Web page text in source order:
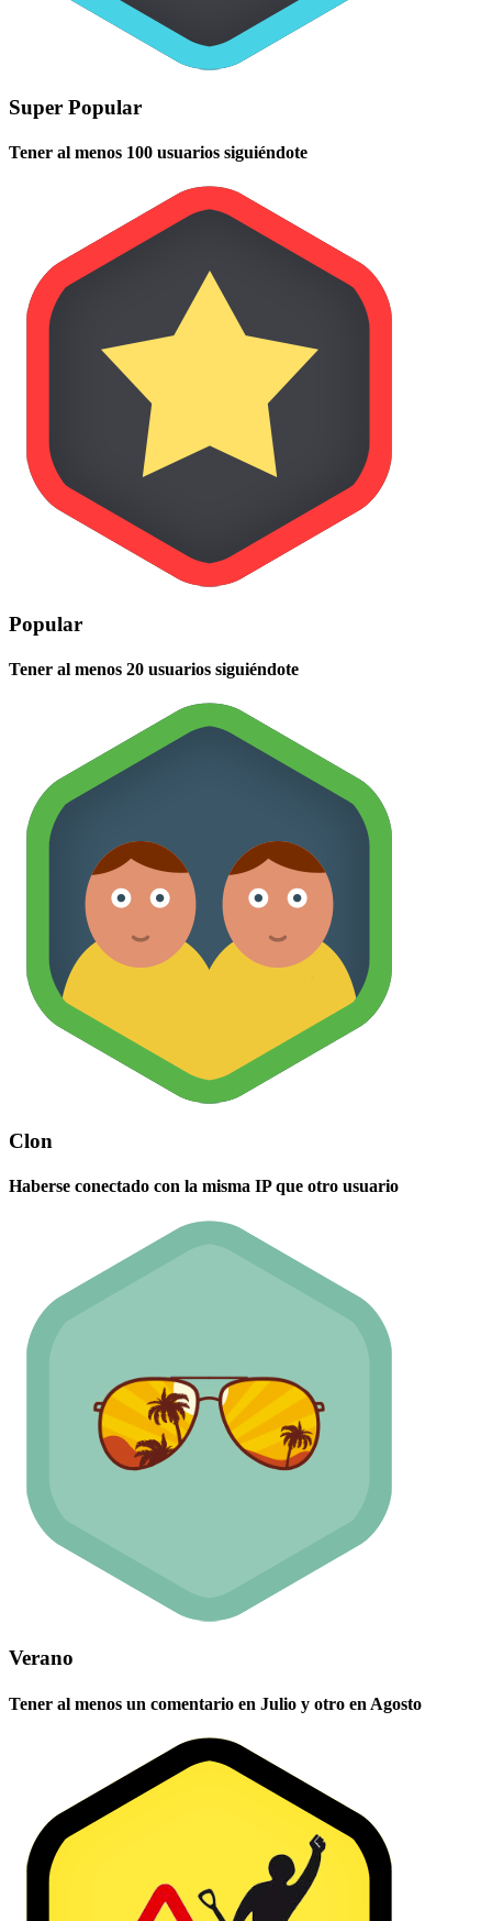
Super Popular
Tener al menos 100 usuarios siguiéndote
Popular
Tener al menos 20 usuarios siguiéndote
Clon
Haberse conectado con la misma IP que otro usuario
Verano
Tener al menos un comentario en Julio y otro en Agosto